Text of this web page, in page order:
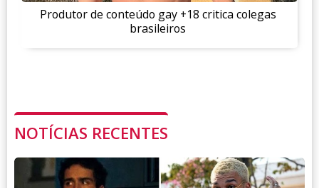
Produtor de conteúdo gay +18 critica colegas
brasileiros
NOTÍCIAS RECENTES